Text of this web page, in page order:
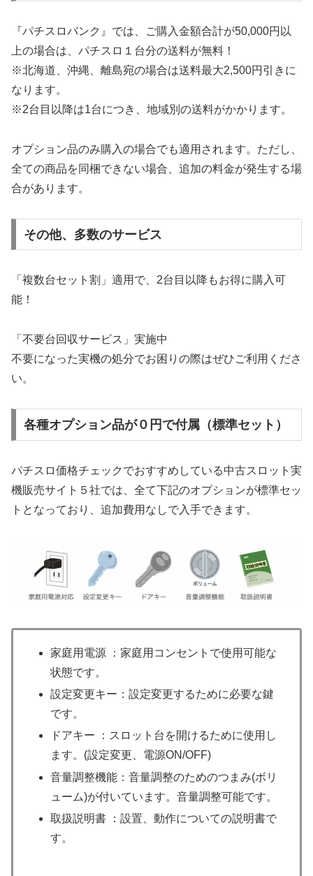
『パチスロバンク』では、ご購入金額合計が50,000円以
上の場合は、パチスロ１台分の送料が無料！
※北海道、沖縄、離島宛の場合は送料最大2,500円引きに
なります。
※2台目以降は1台につき、地域別の送料がかかります。
オプション品のみ購入の場合でも適用されます。ただし、
全ての商品を同梱できない場合、追加の料金が発生する場
合があります。
その他、多数のサービス
「複数台セット割」適用で、2台目以降もお得に購入可
能！
「不要台回収サービス」実施中
不要になった実機の処分でお困りの際はぜひご利用くださ
い。
各種オプション品が０円で付属（標準セット）
パチスロ価格チェックでおすすめしている中古スロット実
機販売サイト５社では、全て下記のオプションが標準セッ
トとなっており、追加費用なしで入手できます。
家庭用電源 ：家庭用コンセントで使用可能な
状態です。
設定変更キー：設定変更するために必要な鍵
です。
ドアキー ：スロット台を開けるために使用し
ます。(設定変更、電源ON/OFF)
音量調整機能：音量調整のためのつまみ(ボリ
ューム)が付いています。音量調整可能です。
取扱説明書 ：設置、動作についての説明書で
す。